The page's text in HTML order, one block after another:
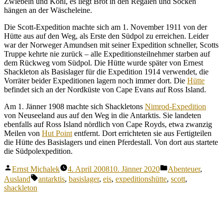
hängen an der Wäscheleine.
Die Scott-Expedition machte sich am 1. November 1911 von der
Hütte aus auf den Weg, als Erste den Südpol zu erreichen. Leider
war der Norweger Amundsen mit seiner Expedition schneller, Scotts
Truppe kehrte nie zurück – alle Expeditionsteilnehmer starben auf
dem Rückweg vom Südpol. Die Hütte wurde später von Ernest
Shackleton als Basislager für die Expedition 1914 verwendet, die
Vorräter beider Expeditionen lagern noch immer dort. Die Hütte
befindet sich an der Nordküste von Cape Evans auf Ross Island.
Am 1. Jänner 1908 machte sich Shackletons Nimrod-Expedition
von Neuseeland aus auf den Weg in die Antarktis. Sie landeten
ebenfalls auf Ross Island nördlich von Cape Royds, etwa zwanzig
Meilen von Hut Point entfernt. Dort errichteten sie aus Fertigteilen
die Hütte des Basislagers und einen Pferdestall. Von dort aus startete
die Südpolexpedition.
Veröffentlicht
von
Ernst Michalek 4. April 200810. Jänner 2020
Veröffentlicht
unter
Abenteuer,
Ausland
Schlagwörter:
antarktis, basislager, eis, expeditionshütte, scott,
shackleton